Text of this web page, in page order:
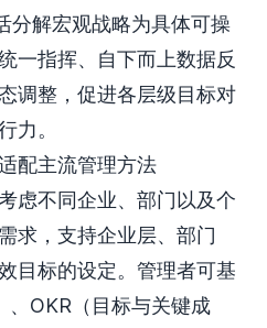
分解宏观战略为具体可操
一指挥、自下而上数据反
调整，促进各层级目标对
力。
配主流管理方法
虑不同企业、部门以及个
求，支持企业层、部门
目标的设定。管理者可基
、OKR（目标与关键成